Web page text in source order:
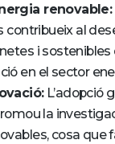
renovable:
contribueix al
i
en el sector
L’adopció
la
cosa que